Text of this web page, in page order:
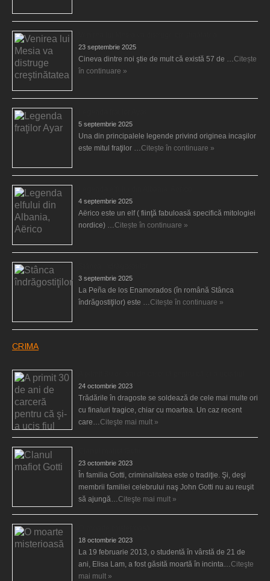
23 septembrie 2025
Cineva dintre noi ştie de mult că există 57 de …Citește
în continuare »
5 septembrie 2025
Una din principalele legende privind originea incaşilor
este mitul fraţilor …Citește în continuare »
4 septembrie 2025
Aërico este un elf ( fiinţă fabuloasă specifică mitologiei
nordice) …Citește în continuare »
3 septembrie 2025
La Peña de los Enamorados (în română Stânca
îndrăgostiţilor) este …Citește în continuare »
CRIMA
24 octombrie 2023
Trădările în dragoste se soldează de cele mai multe ori
cu finaluri tragice, chiar cu moartea. Un caz recent
care…Citeşte mai mult »
23 octombrie 2023
În familia Gotti, criminalitatea este o tradiţie. Şi, deşi
membrii familiei celebrului naş John Gotti nu au reuşit
să ajungă…Citeşte mai mult »
18 octombrie 2023
La 19 februarie 2013, o studentă în vârstă de 21 de
ani, Elisa Lam, a fost găsită moartă în incinta…Citeşte
mai mult »